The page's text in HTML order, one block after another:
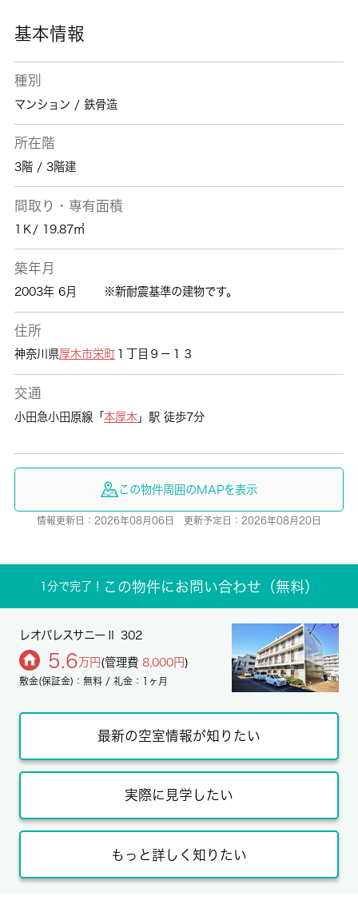
基本情報
種別
マンション / 鉄骨造
所在階
3階 / 3階建
間取り・専有面積
1Ｋ/ 19.87㎡
築年月
2003年 6月 ※新耐震基準の建物です。
住所
神奈川県厚木市栄町１丁目９－１３
交通
小田急小田原線「 本厚木」駅 徒歩7分
この物件周囲のMAPを表示
情報更新日：2026年08月06日 更新予定日：2026年08月20日
1分で完了！ この物件にお問い合わせ（無料）
レオパレスサニーⅡ 302
5.6 万円 (管理費 8,000円)
敷金(保証金)：無料 / 礼金：1ヶ月
最新の空室情報が知りたい
実際に見学したい
もっと詳しく知りたい